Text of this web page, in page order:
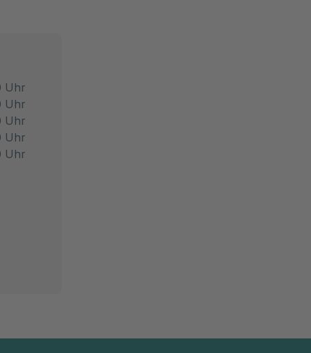
Uhr
Uhr
Uhr
Uhr
Uhr